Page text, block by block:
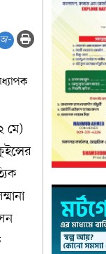
অ-
মে)